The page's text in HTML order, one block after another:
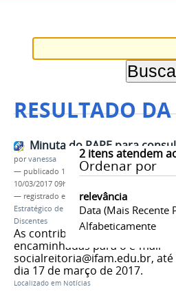
RESULTADO
2itens atendem
Ordenar por
relevância
Data (mais Recente
Alfabeticamente
Minuta do PAPE para
porvanessa
— publicado 10/03/2017 —última modificação
10/03/2017 09h16
— registrado em:
PROEN,PAPE,
Estratégico de Acesso, Permanência e Êxito
Discentes
As contribuições poderão ser
encaminhadas para o e-mail
socialreitoria@ifam.edu.br, até
dia 17 de março de 2017.
Localizado em Notícias